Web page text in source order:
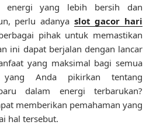
energi yang lebih bersih dan
perlu adanya slot gacor hari
pihak untuk memastikan
ini dapat berjalan dengan lancar
yang maksimal bagi semua
Anda pikirkan tentang
dalam energi terbarukan?
memberikan pemahaman yang
hal tersebut.